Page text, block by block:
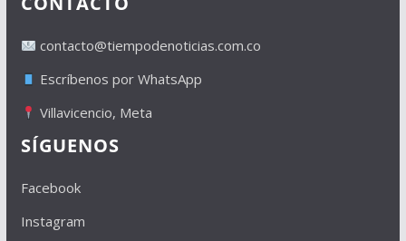
contacto@tiempodenoticias.com.co
Escríbenos por WhatsApp
Villavicencio, Meta
SÍGUENOS
Facebook
Instagram